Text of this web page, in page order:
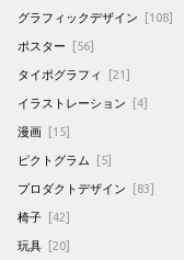
グラフィックデザイン [108]
ポスター [56]
タイポグラフィ [21]
イラストレーション [4]
漫画 [15]
ピクトグラム [5]
プロダクトデザイン [83]
椅子 [42]
玩具 [20]